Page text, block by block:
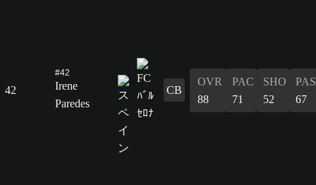
42
#42
Irene
Paredes
CB
OVR
88
PAC
71
SHO
52
PAS
67